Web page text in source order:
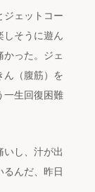
ジェットコー
しそうに遊ん
った。ジェ
ん（腹筋）を
一生回復困難
いし、汁が出
るんだ、昨日